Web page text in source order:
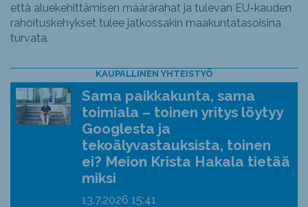
että aluekehittämisen määrärahat ja tulevan EU-kauden
rahoituskehykset tulee jatkossakin maakuntatasoisina
turvata.
KAUPALLINEN YHTEISTYÖ
Sama paikkakunta, sama
toimiala – toinen yritys löytyy
Googlesta ja
tekoälyvastauksista, toinen
ei? Meion Krista Hakala tietää
miksi
13.7.2026 15:41